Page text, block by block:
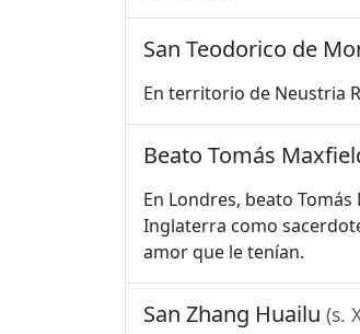
San Teodorico de
En territorio de Neustria
Beato Tomás
En Londres, beato
Inglaterra como
amor que le tenían.
San Zhang Huailu (s.